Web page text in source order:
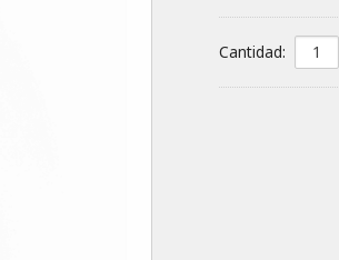
Cantidad: